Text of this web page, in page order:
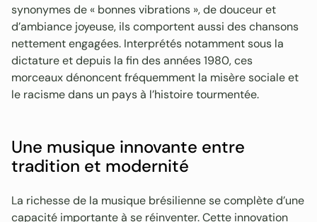
synonymes de « bonnes vibrations », de douceur et
d’ambiance joyeuse, ils comportent aussi des chansons
nettement engagées. Interprétés notamment sous la
dictature et depuis la fin des années 1980, ces
morceaux dénoncent fréquemment la misère sociale et
le racisme dans un pays à l’histoire tourmentée.
Une musique innovante entre
tradition et modernité
La richesse de la musique brésilienne se complète d’une
capacité importante à se réinventer. Cette innovation